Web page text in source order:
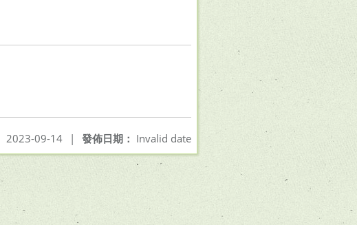
發佈日期： Invalid date
2023-09-14 |